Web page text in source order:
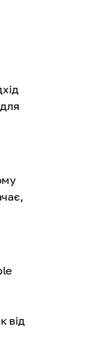
від